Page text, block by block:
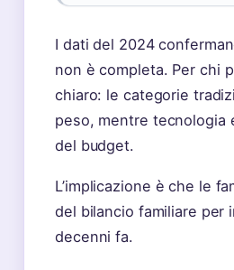
I dati del 2024
non è completa. Per chi
chiaro: le categorie
peso, mentre tecnologia
del budget.
L’implicazione è che le
del bilancio familiare per
decenni fa.